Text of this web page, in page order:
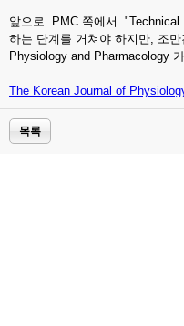
앞으로 PMC 쪽에서 "Technical
하는 단계를 거쳐야 하지만, 조
Physiology and Pharmacology
The Korean Journal of
목록